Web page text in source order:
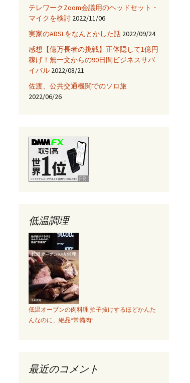
JNIを使ってみる
AjaxTagsを使ってみる
eclipse -乗り換え→
NetBeans
テレワークZoom会議用のヘッドセット・
マイクを検討 2022/11/06
実家のADSLをなんとかした話 2022/09/24
感想【億万長者の挑戦】正体隠して1億円
稼げ！無一文からの90日間ビジネスサバ
イバル 2022/08/21
佐渡、公共交通機関でのソロ旅
2022/06/26
低温調理
低温オーブンの肉料理 拍子抜けするほどかんた
んなのに、絶品“常備肉”
最近のコメント